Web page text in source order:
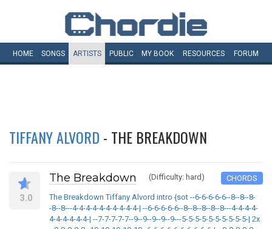
HOME SONGS ARTISTS PUBLIC MY BOOK RESOURCES FORUM
TIFFANY ALVORD - THE BREAKDOWN
3.0
The Breakdown (Difficulty: hard) CHORDS
The Breakdown Tiffany Alvord intro {sot --6-6-6-6-6--8--8--8-
-8--8---4-4-4-4-4-4-4-4-4-4-| --6-6-6-6-6--8--8--8--8--8---4-4-4-4-
4-4-4-4-4-4-| --7-7-7-7-7--9--9--9--9--9---5-5-5-5-5-5-5-5-5-5-| 2x